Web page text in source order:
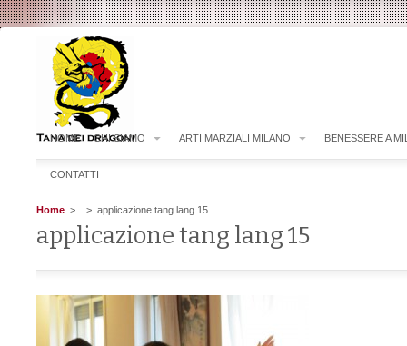
HOME CHI SIAMO ARTI MARZIALI MILANO BENESSERE A
CONTATTI
Home > > applicazione tang lang 15
applicazione tang lang 15